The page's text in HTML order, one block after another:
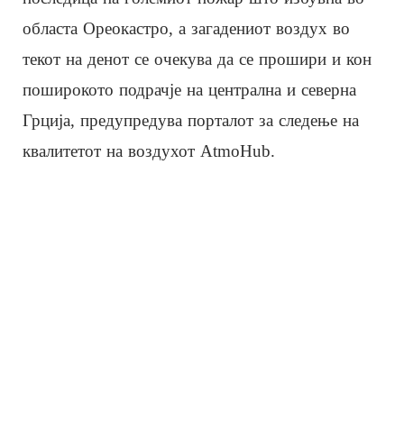
областа Ореокастро, а загадениот воздух во
текот на денот се очекува да се прошири и кон
поширокото подрачје на централна и северна
Грција, предупредува порталот за следење на
квалитетот на воздухот AtmoHub.